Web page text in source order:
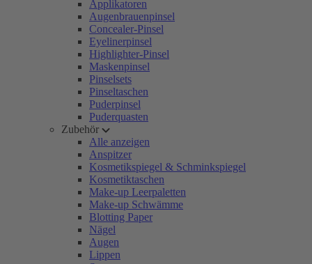
Applikatoren
Augenbrauenpinsel
Concealer-Pinsel
Eyelinerpinsel
Highlighter-Pinsel
Maskenpinsel
Pinselsets
Pinseltaschen
Puderpinsel
Puderquasten
Zubehör
Alle anzeigen
Anspitzer
Kosmetikspiegel & Schminkspiegel
Kosmetiktaschen
Make-up Leerpaletten
Make-up Schwämme
Blotting Paper
Nägel
Augen
Lippen